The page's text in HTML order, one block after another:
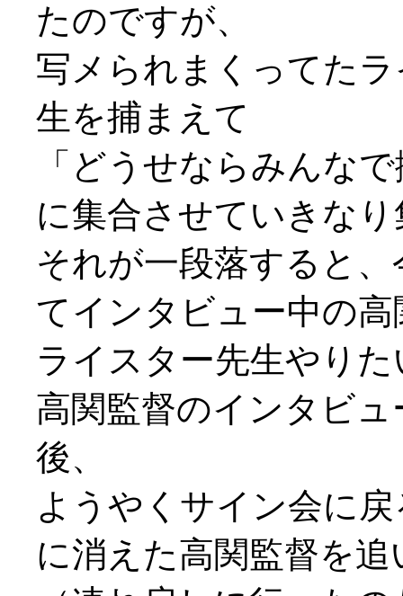
たのですが、
写メられまくってた
生を捕まえて
「どうせならみんな
に集合させていきな
それが一段落すると
てインタビュー中の
ライスター先生やり
高関監督のインタビ
後、
ようやくサイン会に
に消えた高関監督を